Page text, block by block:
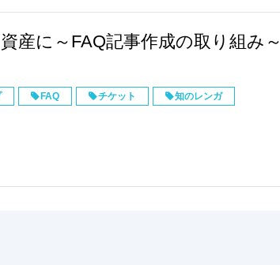
産に～FAQ記事作成の取り組み～
FAQ チケット 知のレンガ